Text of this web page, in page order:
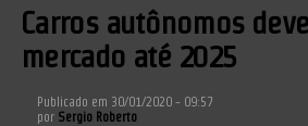
Carros autônomos
mercado até 2025
Publicado em 30/01/2020 - 09:57
por Sergio Roberto